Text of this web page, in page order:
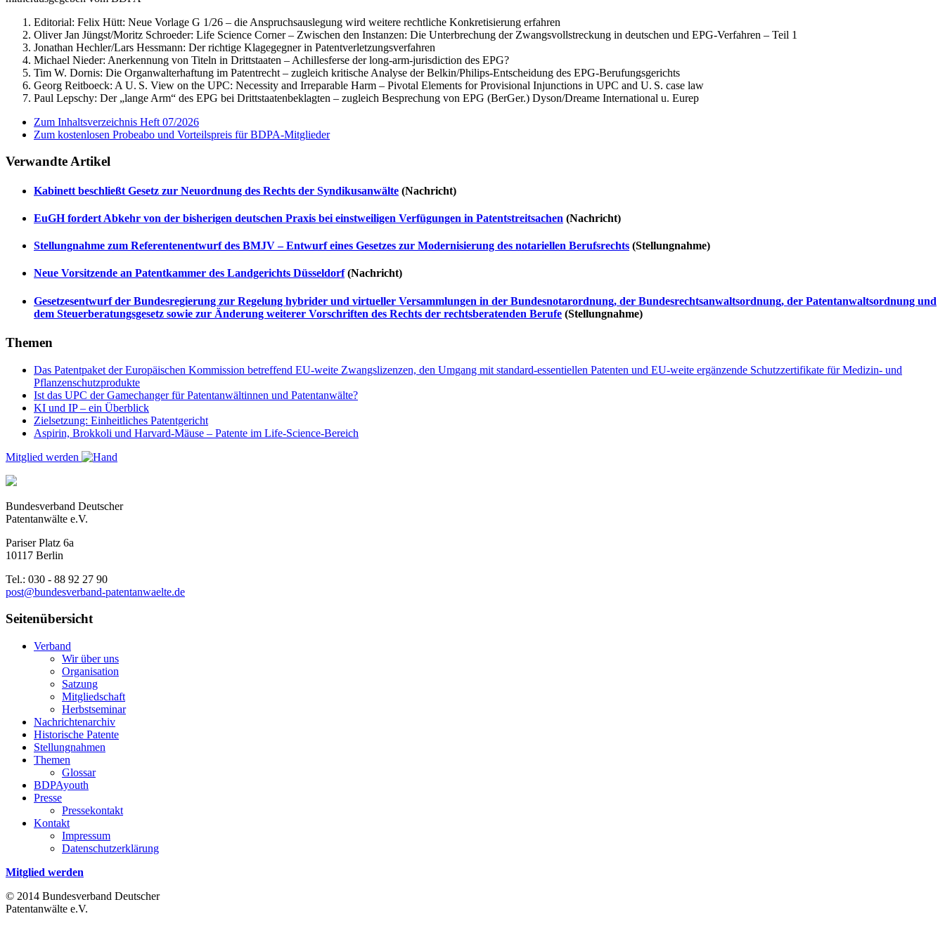
Editorial: Felix Hütt: Neue Vorlage G 1/26 – die Anspruchsauslegung wird weitere rechtliche Konkretisierung erfahren
Oliver Jan Jüngst/Moritz Schroeder: Life Science Corner – Zwischen den Instanzen: Die Unterbrechung der Zwangsvollstreckung in deutschen und EPG-Verfahren – Teil 1
Jonathan Hechler/Lars Hessmann: Der richtige Klagegegner in Patentverletzungsverfahren
Michael Nieder: Anerkennung von Titeln in Drittstaaten – Achillesferse der long-arm-jurisdiction des EPG?
Tim W. Dornis: Die Organwalterhaftung im Patentrecht – zugleich kritische Analyse der Belkin/Philips-Entscheidung des EPG-Berufungsgerichts
Georg Reitboeck: A U. S. View on the UPC: Necessity and Irreparable Harm – Pivotal Elements for Provisional Injunctions in UPC and U. S. case law
Paul Lepschy: Der „lange Arm“ des EPG bei Drittstaatenbeklagten – zugleich Besprechung von EPG (BerGer.) Dyson/Dreame International u. Eurep
Zum Inhaltsverzeichnis Heft 07/2026
Zum kostenlosen Probeabo und Vorteilspreis für BDPA-Mitglieder
Verwandte Artikel
Kabinett beschließt Gesetz zur Neuordnung des Rechts der Syndikusanwälte (Nachricht)
EuGH fordert Abkehr von der bisherigen deutschen Praxis bei einstweiligen Verfügungen in Patentstreitsachen (Nachricht)
Stellungnahme zum Referentenentwurf des BMJV – Entwurf eines Gesetzes zur Modernisierung des notariellen Berufsrechts (Stellungnahme)
Neue Vorsitzende an Patentkammer des Landgerichts Düsseldorf(Nachricht)
Gesetzesentwurf der Bundesregierung zur Regelung hybrider und virtueller Versammlungen in der Bundesnotarordnung, der Bundesrechtsanwaltsordnung, der Patentanwaltsordnung und
dem Steuerberatungsgesetz sowie zur Änderung weiterer Vorschriften des Rechts der rechtsberatenden Berufe (Stellungnahme)
Themen
Das Patentpaket der Europäischen Kommission betreffend EU-weite Zwangslizenzen, den Umgang mit standard-essentiellen Patenten und EU-weite ergänzende Schutzzertifikate für Medizin- und
Pflanzenschutzprodukte
Ist das UPC der Gamechanger für Patentanwältinnen und Patentanwälte?
KI und IP – ein Überblick
Zielsetzung: Einheitliches Patentgericht
Aspirin, Brokkoli und Harvard-Mäuse – Patente im Life-Science-Bereich
Mitglied werden
Bundesverband Deutscher
Patentanwälte e.V.
Pariser Platz 6a
10117 Berlin
Tel.: 030 - 88 92 27 90
post@bundesverband-patentanwaelte.de
Seitenübersicht
Verband
Wir über uns
Organisation
Satzung
Mitgliedschaft
Herbstseminar
Nachrichtenarchiv
Historische Patente
Stellungnahmen
Themen
Glossar
BDPAyouth
Presse
Pressekontakt
Kontakt
Impressum
Datenschutzerklärung
Mitglied werden
© 2014 Bundesverband Deutscher
Patentanwälte e.V.